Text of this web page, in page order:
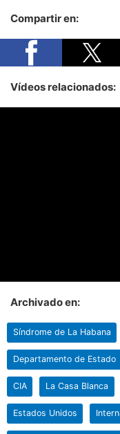
Compartir en:
Vídeos relacionados:
Archivado en:
Síndrome de La Habana
Departamento de Estado
CIA La Casa Blanca
Estados Unidos